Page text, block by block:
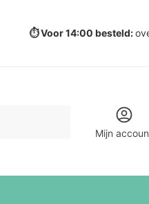
⏱️ Voor 14:00 besteld:
Mijn